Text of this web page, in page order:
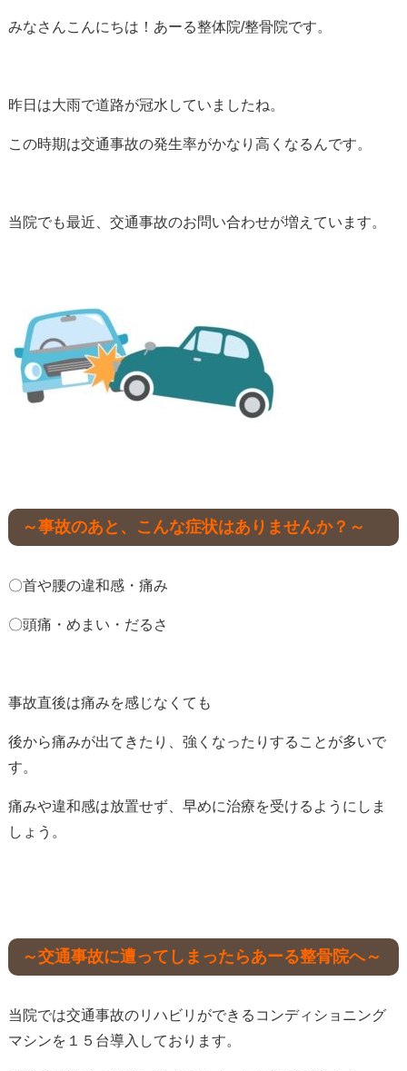
みなさんこんにちは！あーる整体院/整骨院です。
昨日は大雨で道路が冠水していましたね。
この時期は交通事故の発生率がかなり高くなるんです。
当院でも最近、交通事故のお問い合わせが増えています。
～事故のあと、こんな症状はありませんか？～
〇首や腰の違和感・痛み
〇頭痛・めまい・だるさ
事故直後は痛みを感じなくても
後から痛みが出てきたり、強くなったりすることが多いで
す。
痛みや違和感は放置せず、早めに治療を受けるようにしま
しょう。
～交通事故に遭ってしまったらあーる整骨院へ～
当院では交通事故のリハビリができるコンディショニング
マシンを１５台導入しております。